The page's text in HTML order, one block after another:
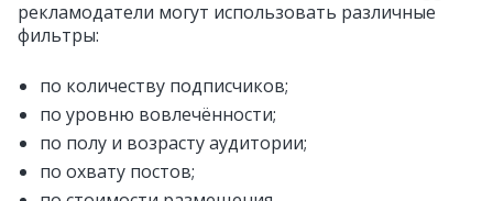
рекламодатели могут использовать различные
фильтры:
по количеству подписчиков;
по уровню вовлечённости;
по полу и возрасту аудитории;
по охвату постов;